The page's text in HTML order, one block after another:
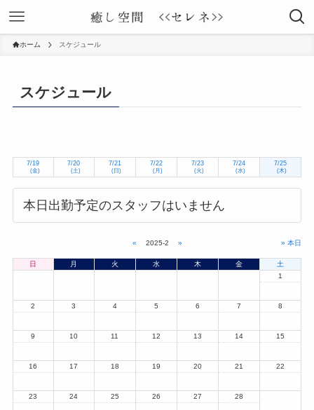
ホーム スケジュール
スケジュール
7/19
(金)
7/20
(土)
7/21
(日)
7/22
(月)
7/23
(火)
7/24
(水)
7/25
(木)
本日出勤予定のスタッフはいません
« 2025-2 » » 本日
日 月 火 水 木 金
土
1
2 3 4 5 6 7 8
9 10 11 12 13 14 15
16 17 18 19 20 21 22
23 24 25 26 27 28